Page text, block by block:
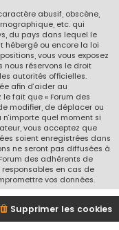
abusif, obscène,
etc. qui
du pays dans lequel le
hébergé ou encore la loi
vous vous exposez
réservons le droit
autorités officielles.
afin d’aider au
fait que « Forum des
modifier, de déplacer ou
quel moment si
vous acceptez que
soient enregistrées dans
ne seront pas diffusées à
des adhérents de
responsables en cas de
vos données.
Supprimer les cookies